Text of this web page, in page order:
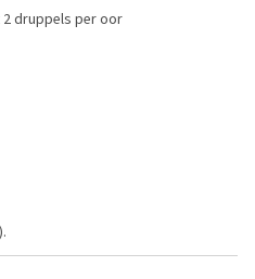
2 druppels per oor